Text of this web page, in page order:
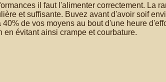
il faut l'alimenter correctement. La
et suffisante. Buvez avant d'avoir soif
de vos moyens au bout d'une heure
évitant ainsi crampe et courbature.